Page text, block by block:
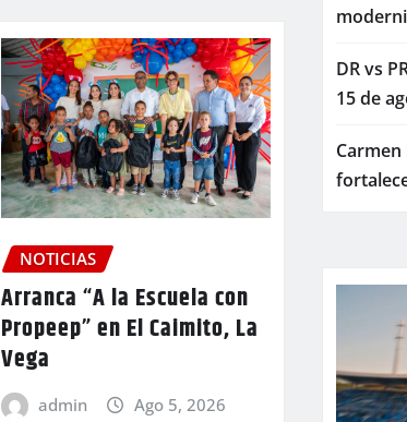
NOTICIAS
Arranca “A la Escuela con
Propeep” en El Caimito, La
Vega
admin Ago 5, 2026
DR vs
15 de